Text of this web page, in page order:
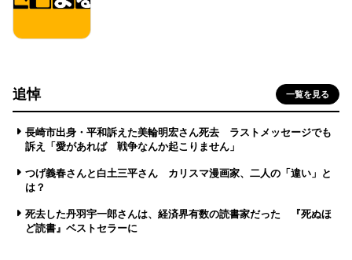
追悼 一覧を見る
長崎市出身・平和訴えた美輪明宏さん死去 ラストメッセージでも
訴え「愛があれば 戦争なんか起こりません」
つげ義春さんと白土三平さん カリスマ漫画家、二人の「違い」と
は？
死去した丹羽宇一郎さんは、経済界有数の読書家だった 『死ぬほ
ど読書』ベストセラーに